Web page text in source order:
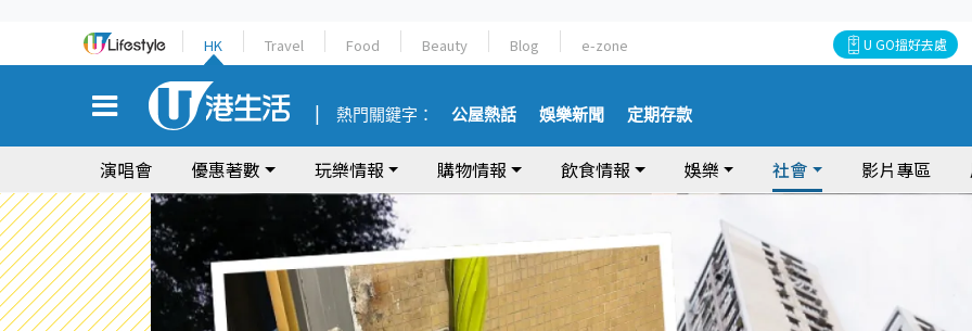
HK Travel Food Beauty Blog e-zone U GO搵好去處
熱門關鍵字： 公屋熱話 娛樂新聞 定期存款
演唱會 優惠著數 玩樂情報 購物情報 飲食情報 娛樂 社會 影片專區